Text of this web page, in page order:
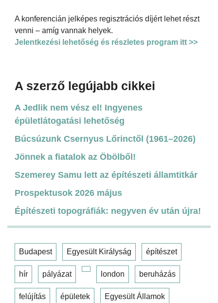
A konferencián jelképes regisztrációs díjért lehet részt
venni – amíg vannak helyek.
Jelentkezési lehetőség és részletes program itt >>
A szerző legújabb cikkei
A Jedlik nem vész el! Ingyenes
épületlátogatási lehetőség
Búcsúzunk Csernyus Lőrinctől (1961–2026)
Jönnek a fiatalok az Öbölből!
Szemerey Samu lett az építészeti államtitkár
Prospektusok 2026 május
Építészeti topográfiák: negyven év után újra!
Budapest Egyesült Királyság építészet
hír pályázat london beruházás
felújítás épületek Egyesült Államok